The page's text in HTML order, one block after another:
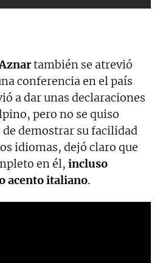
también se atrevió
conferencia en el país
a dar unas declaraciones
pero no se quiso
de demostrar su facilidad
idiomas, dejó claro que
en él, incluso
acento italiano.